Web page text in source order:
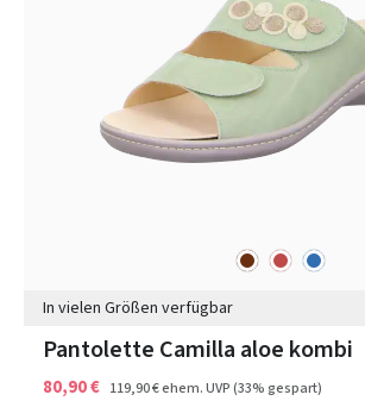
braunrot blau
In vielen Größen verfügbar
Pantolette Camilla aloe kombi
80,90 € 119,90 €ehem. UVP(33% gespart)